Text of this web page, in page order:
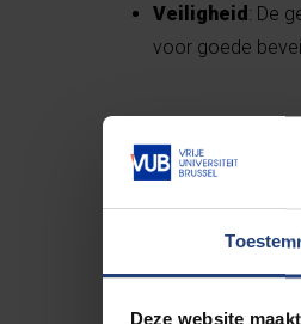
Deze website
Veiligheid : De
voor goede
Tips bij...
> Het verzamelen